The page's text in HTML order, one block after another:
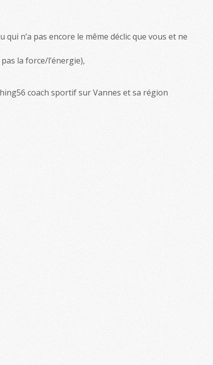
n’a pas encore le même déclic que vous et ne
pas la force/l’énergie),
coach sportif sur Vannes et sa région